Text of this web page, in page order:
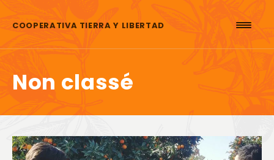
COOPERATIVA TIERRA Y LIBERTAD
Non classé